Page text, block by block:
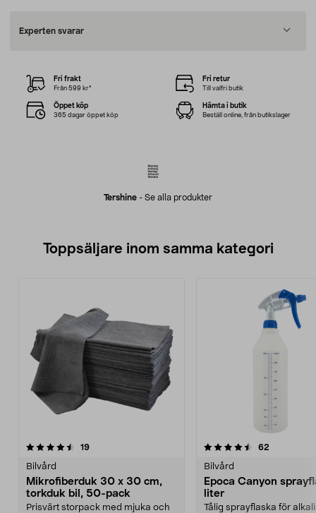
Experten svarar
Tershine - Se alla produkter
Fri frakt
Från 599 kr*
Fri retur
Till valfri butik
Öppet köp
365 dagar öppet köp
Hämta i butik
Beställ online, från butikslager
Toppsäljare inom samma kategori
19recensioner
Bilvård
Mikrofiberduk 30 x 30 cm,
torkduk bil, 50-pack
Prisvärt storpack med mjuka och
4.5 av 5 stjärnor 62
Bilvård
Epoca Canyon
liter
Tålig sprayflaska för
4.0 av 5 stjärnor